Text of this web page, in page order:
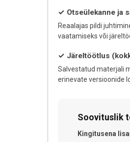
✓ Otseülekanne ja
Reaalajas pildi
vaatamiseks või
✓ Järeltöötlus
Salvestatud materjali
erinevate versioonide
Soovituslik
Kingitusena